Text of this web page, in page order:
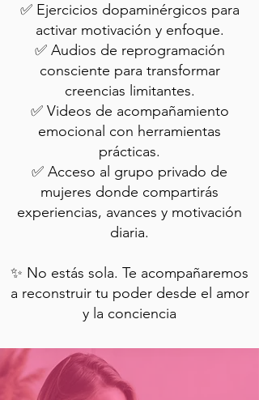
✅ Ejercicios dopaminérgicos para
activar motivación y enfoque.
✅ Audios de reprogramación
consciente para transformar
creencias limitantes.
✅ Videos de acompañamiento
emocional con herramientas
prácticas.
✅ Acceso al grupo privado de
mujeres donde compartirás
experiencias, avances y motivación
diaria.
✨ No estás sola. Te acompañaremos
a reconstruir tu poder desde el amor
y la conciencia